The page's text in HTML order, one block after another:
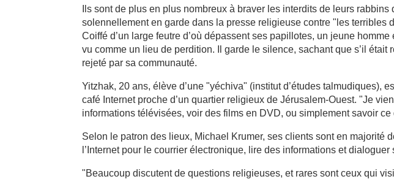
Ils sont de plus en plus nombreux à braver les interdits de leurs
solennellement en garde dans la presse religieuse contre "les terribles
Coiffé d’un large feutre d’où dépassent ses papillotes, un jeune
vu comme un lieu de perdition. Il garde le silence, sachant que s’il était
rejeté par sa communauté.
Yitzhak, 20 ans, élève d’une "yéchiva" (institut d’études talmudiques),
café Internet proche d’un quartier religieux de Jérusalem-Ouest. "Je
informations télévisées, voir des films en DVD, ou simplement savoir
Selon le patron des lieux, Michael Krumer, ses clients sont en majorité
l’Internet pour le courrier électronique, lire des informations et dialoguer
"Beaucoup discutent de questions religieuses, et rares sont ceux qui